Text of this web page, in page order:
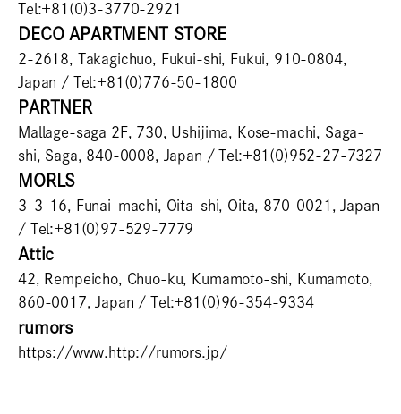
Tel:+81(0)3-3770-2921
DECO APARTMENT STORE
2-2618, Takagichuo, Fukui-shi, Fukui, 910-0804,
Japan / Tel:+81(0)776-50-1800
PARTNER
Mallage-saga 2F, 730, Ushijima, Kose-machi, Saga-
shi, Saga, 840-0008, Japan / Tel:+81(0)952-27-7327
MORLS
3-3-16, Funai-machi, Oita-shi, Oita, 870-0021, Japan
/ Tel:+81(0)97-529-7779
Attic
42, Rempeicho, Chuo-ku, Kumamoto-shi, Kumamoto,
860-0017, Japan / Tel:+81(0)96-354-9334
rumors
https://www.http://rumors.jp/